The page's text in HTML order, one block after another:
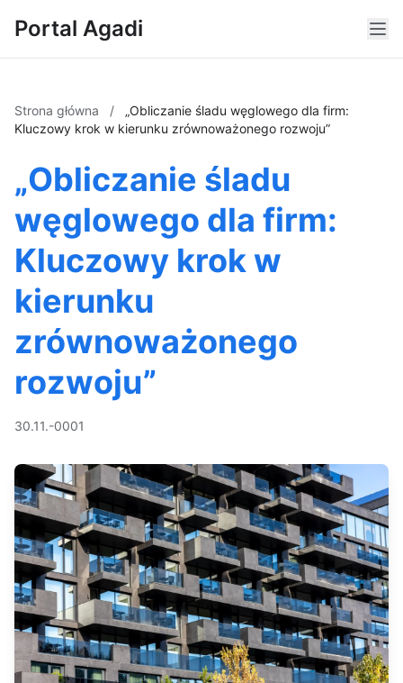
Portal Agadi
Strona główna /
„Obliczanie śladu węglowego dla firm:
Kluczowy krok w kierunku zrównoważonego rozwoju”
„Obliczanie śladu
węglowego dla firm:
Kluczowy krok w
kierunku
zrównoważonego
rozwoju”
30.11.-0001